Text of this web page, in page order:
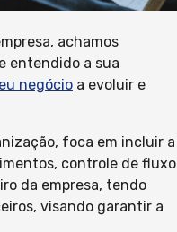
achamos
entendido a sua
negócio a evoluir e
foca em incluir a
controle de fluxo
da empresa, tendo
visando garantir a